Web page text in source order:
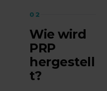
02
Wie wird
PRP
hergestell
t?